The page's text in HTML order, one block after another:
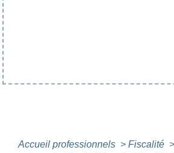
Accueil professionnels > Fiscalité >